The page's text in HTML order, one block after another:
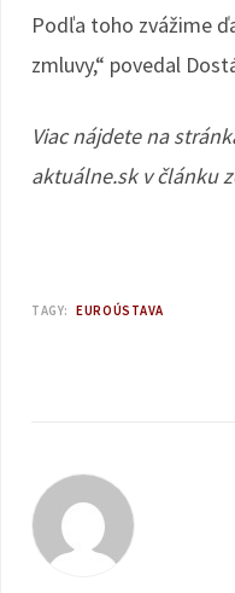
Podľa toho zvážime
zmluvy,“ povedal
Viac nájdete na
aktuálne.sk v článku
TAGY: EUROÚSTAVA